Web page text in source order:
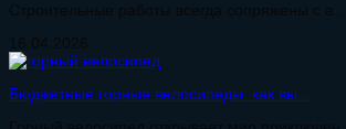
Строительные работы всегда сопряжены с в...
16.04.2026
Бюджетные горные велосипеды: как вы...